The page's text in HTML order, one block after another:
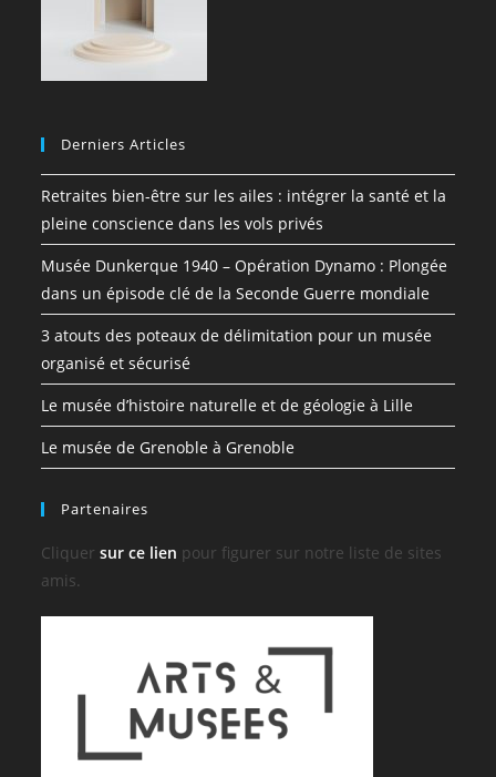
Derniers Articles
Retraites bien-être sur les ailes : intégrer la santé et la
pleine conscience dans les vols privés
Musée Dunkerque 1940 – Opération Dynamo : Plongée
dans un épisode clé de la Seconde Guerre mondiale
3 atouts des poteaux de délimitation pour un musée
organisé et sécurisé
Le musée d’histoire naturelle et de géologie à Lille
Le musée de Grenoble à Grenoble
Partenaires
Cliquersur ce lien pour figurer sur notre liste de sites
amis.